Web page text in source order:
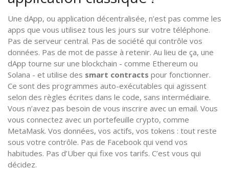
Une dApp, ou application décentralisée, n’est pas comme les
apps que vous utilisez tous les jours sur votre téléphone.
Pas de serveur central. Pas de société qui contrôle vos
données. Pas de mot de passe à retenir. Au lieu de ça, une
dApp tourne sur une blockchain - comme Ethereum ou
Solana - et utilise des smart contracts pour fonctionner.
Ce sont des programmes auto-exécutables qui agissent
selon des règles écrites dans le code, sans intermédiaire.
Vous n’avez pas besoin de vous inscrire avec un email. Vous
vous connectez avec un portefeuille crypto, comme
MetaMask. Vos données, vos actifs, vos tokens : tout reste
sous votre contrôle. Pas de Facebook qui vend vos
habitudes. Pas d’Uber qui fixe vos tarifs. C’est vous qui
décidez.